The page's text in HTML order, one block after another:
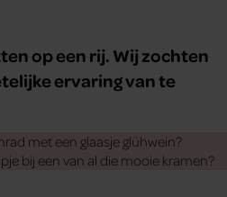
op een rij. Wij zochten
ervaring van te
met een glaasje glühwein?
bij een van al die mooie kramen?